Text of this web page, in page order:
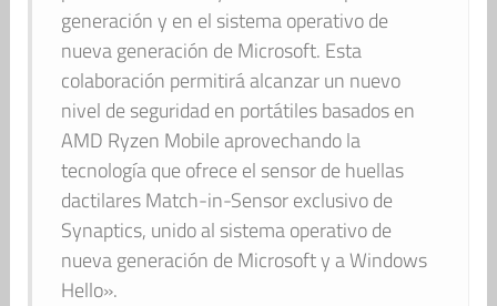
generación y en el sistema operativo de
nueva generación de Microsoft. Esta
colaboración permitirá alcanzar un nuevo
nivel de seguridad en portátiles basados ​​en
AMD Ryzen Mobile aprovechando la
tecnología que ofrece el sensor de huellas
dactilares Match-in-Sensor exclusivo de
Synaptics, unido al sistema operativo de
nueva generación de Microsoft y a Windows
Hello».